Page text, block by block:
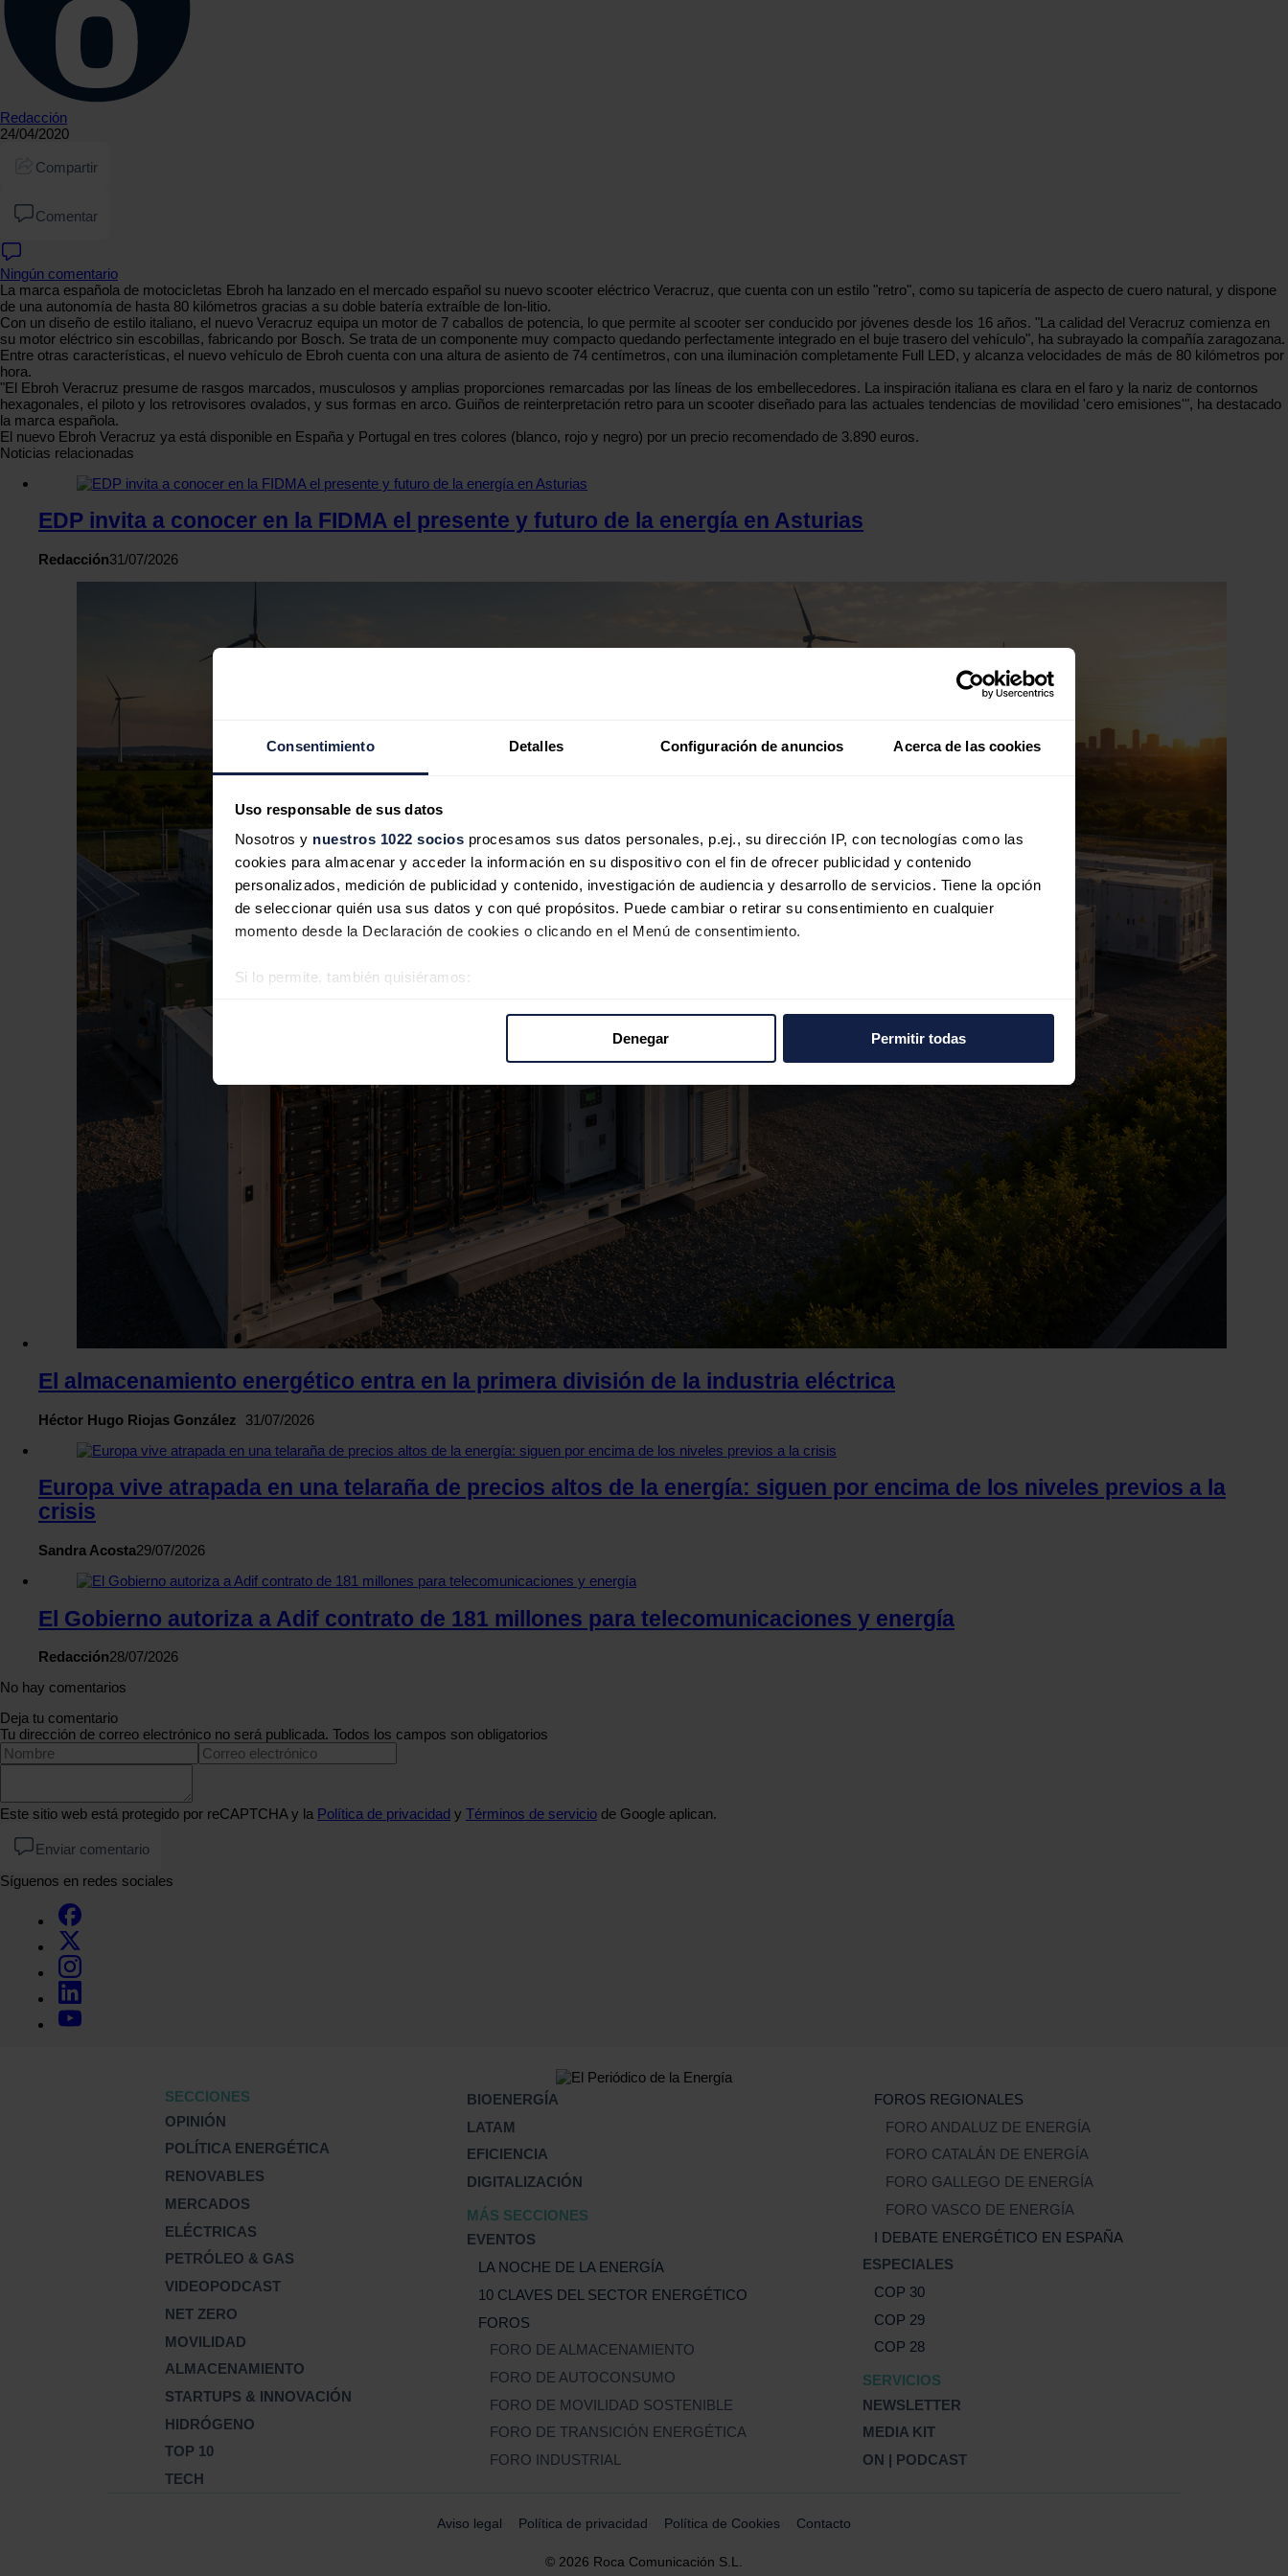
Consentimiento Detalles Configuración de anuncios Acerca de las cookies
Uso responsable de sus datos
Nosotros y nuestros 1022 socios procesamos sus datos personales, p.ej., su dirección IP, con tecnologías como las
cookies para almacenar y acceder la información en su dispositivo con el fin de ofrecer publicidad y contenido
personalizados, medición de publicidad y contenido, investigación de audiencia y desarrollo de servicios. Tiene la opción
de seleccionar quién usa sus datos y con qué propósitos. Puede cambiar o retirar su consentimiento en cualquier
momento desde la Declaración de cookies o clicando en el Menú de consentimiento.
Si lo permite, también quisiéramos:
Las cookies de este sitio web se usan para personalizar el contenido y los anuncios, ofrecer funciones de redes sociales
y analizar el tráfico. Además, compartimos información sobre el uso que haga del sitio web con nuestros partners de
redes sociales, publicidad y análisis web, quienes pueden combinarla con otra información que les haya proporcionado o
que hayan recopilado a partir del uso que haya hecho de sus servicios.
Denegar Permitir todas
Redacción
24/04/2020
Compartir
Comentar
Ningún comentario
La marca española de motocicletas Ebroh ha lanzado en el mercado español su nuevo scooter eléctrico Veracruz, que cuenta con un estilo "retro", como su tapicería de aspecto de cuero natural, y dispone
de una autonomía de hasta 80 kilómetros gracias a su doble batería extraíble de Ion-litio.
Con un diseño de estilo italiano, el nuevo Veracruz equipa un motor de 7 caballos de potencia, lo que permite al scooter ser conducido por jóvenes desde los 16 años. "La calidad del Veracruz comienza en
su motor eléctrico sin escobillas, fabricando por Bosch. Se trata de un componente muy compacto quedando perfectamente integrado en el buje trasero del vehículo", ha subrayado la compañía zaragozana.
Entre otras características, el nuevo vehículo de Ebroh cuenta con una altura de asiento de 74 centímetros, con una iluminación completamente Full LED, y alcanza velocidades de más de 80 kilómetros por
hora.
"El Ebroh Veracruz presume de rasgos marcados, musculosos y amplias proporciones remarcadas por las líneas de los embellecedores. La inspiración italiana es clara en el faro y la nariz de contornos
hexagonales, el piloto y los retrovisores ovalados, y sus formas en arco. Guiños de reinterpretación retro para un scooter diseñado para las actuales tendencias de movilidad 'cero emisiones'", ha destacado
la marca española.
El nuevo Ebroh Veracruz ya está disponible en España y Portugal en tres colores (blanco, rojo y negro) por un precio recomendado de 3.890 euros.
Noticias relacionadas
EDP invita a conocer en la FIDMA el presente y futuro de la energía en Asturias
Redacción31/07/2026
El almacenamiento energético entra en la primera división de la industria eléctrica
Héctor Hugo Riojas González 31/07/2026
Europa vive atrapada en una telaraña de precios altos de la energía: siguen por encima de los niveles previos a la
crisis
Sandra Acosta29/07/2026
El Gobierno autoriza a Adif contrato de 181 millones para telecomunicaciones y energía
Redacción28/07/2026
No hay comentarios
Deja tu comentario
Tu dirección de correo electrónico no será publicada. Todos los campos son obligatorios
Este sitio web está protegido por reCAPTCHA y la Política de privacidad y Términos de servicio de Google aplican.
Enviar comentario
Síguenos en redes sociales
SECCIONES
OPINIÓN
POLÍTICA ENERGÉTICA
RENOVABLES
MERCADOS
ELÉCTRICAS
PETRÓLEO & GAS
VIDEOPODCAST
NET ZERO
MOVILIDAD
ALMACENAMIENTO
STARTUPS & INNOVACIÓN
HIDRÓGENO
TOP 10
TECH
BIOENERGÍA
LATAM
EFICIENCIA
DIGITALIZACIÓN
MÁS SECCIONES
EVENTOS
LA NOCHE DE LA ENERGÍA
10 CLAVES DEL SECTOR ENERGÉTICO
FOROS
FORO DE ALMACENAMIENTO
FORO DE AUTOCONSUMO
FORO DE MOVILIDAD SOSTENIBLE
FORO DE TRANSICIÓN ENERGÉTICA
FORO INDUSTRIAL
FOROS REGIONALES
FORO ANDALUZ DE ENERGÍA
FORO CATALÁN DE ENERGÍA
FORO GALLEGO DE ENERGÍA
FORO VASCO DE ENERGÍA
I DEBATE ENERGÉTICO EN ESPAÑA
ESPECIALES
COP 30
COP 29
COP 28
SERVICIOS
NEWSLETTER
MEDIA KIT
ON | PODCAST
Aviso legal Política de privacidad Política de Cookies Contacto
© 2026 Roca Comunicación S.L.